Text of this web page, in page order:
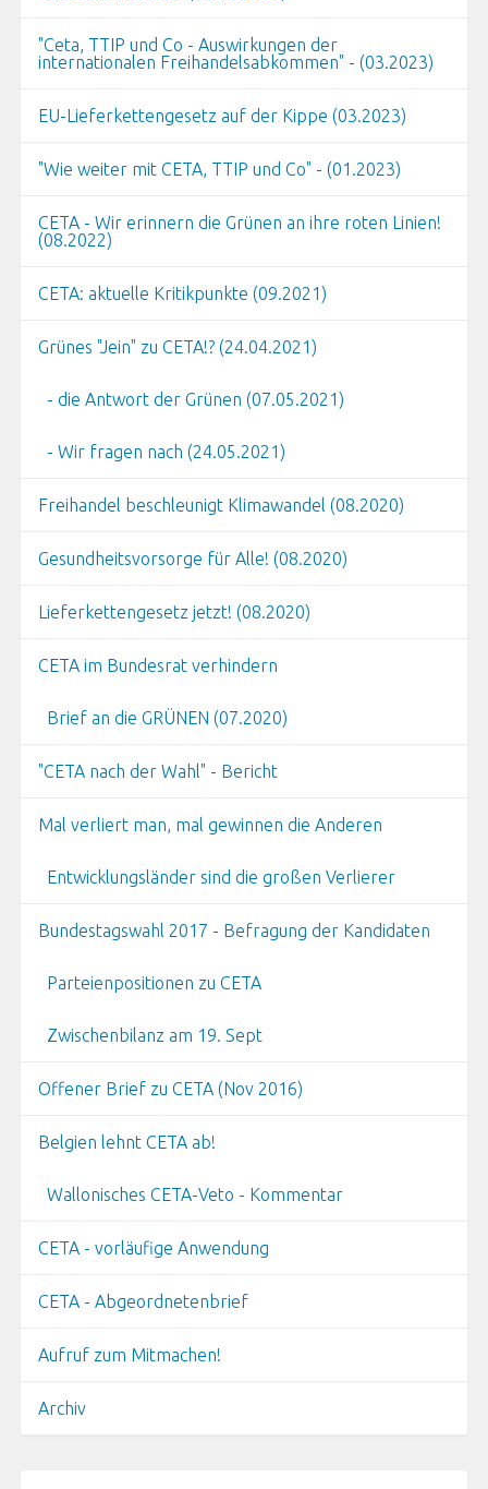
"Ceta, TTIP und Co - Auswirkungen der
internationalen Freihandelsabkommen" - (03.2023)
EU-Lieferkettengesetz auf der Kippe (03.2023)
"Wie weiter mit CETA, TTIP und Co" - (01.2023)
CETA - Wir erinnern die Grünen an ihre roten Linien!
(08.2022)
CETA: aktuelle Kritikpunkte (09.2021)
Grünes "Jein" zu CETA!? (24.04.2021)
- die Antwort der Grünen (07.05.2021)
- Wir fragen nach (24.05.2021)
Freihandel beschleunigt Klimawandel (08.2020)
Gesundheitsvorsorge für Alle! (08.2020)
Lieferkettengesetz jetzt! (08.2020)
CETA im Bundesrat verhindern
Brief an die GRÜNEN (07.2020)
"CETA nach der Wahl" - Bericht
Mal verliert man, mal gewinnen die Anderen
Entwicklungsländer sind die großen Verlierer
Bundestagswahl 2017 - Befragung der Kandidaten
Parteienpositionen zu CETA
Zwischenbilanz am 19. Sept
Offener Brief zu CETA (Nov 2016)
Belgien lehnt CETA ab!
Wallonisches CETA-Veto - Kommentar
CETA - vorläufige Anwendung
CETA - Abgeordnetenbrief
Aufruf zum Mitmachen!
Archiv